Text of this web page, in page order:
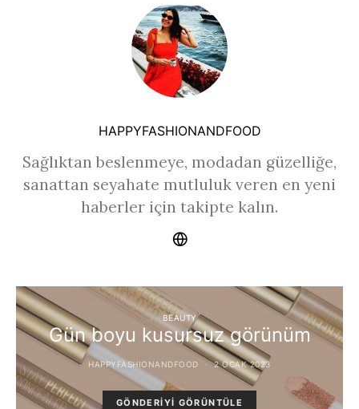
HAPPYFASHIONANDFOOD
Sağlıktan beslenmeye, modadan güzelliğe,
sanattan seyahate mutluluk veren en yeni
haberler için takipte kalın.
BEAUTY
Gün boyu kusursuz görünüm
HAPPYFASHIONANDFOOD 2 OCAK 2023
GÖNDERIYI GÖRÜNTÜLE